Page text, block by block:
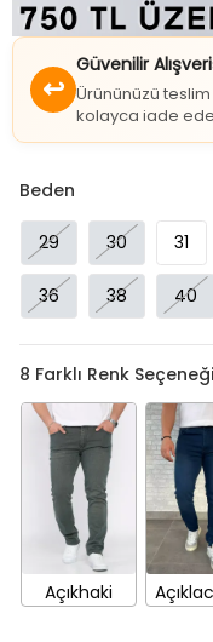
↩
Güvenilir
Ürününüzü
kolayca iade
Beden
29 30 31
36 38 40
8 Farklı Renk Seçeneği
Açıkhaki